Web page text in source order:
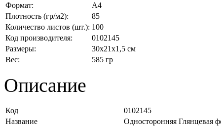
Формат:
А4
Плотность (гр/м2):
85
Количество листов (шт.): 100
Код производителя:
0102145
Размеры:
30x21x1,5 см
Вес:
585 гр
Описание
Код
0102145
Название
Односторонняя Глянцевая